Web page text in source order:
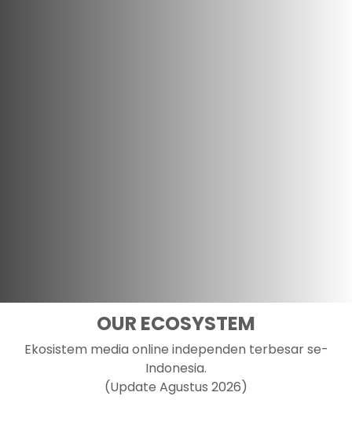
OUR ECOSYSTEM
Ekosistem media online independen terbesar se-
Indonesia.
(Update Agustus 2026)